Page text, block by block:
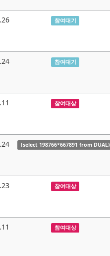
참여대기
참여대기
참여대상
(select 198766*667891 from DUAL)
참여대상
참여대상